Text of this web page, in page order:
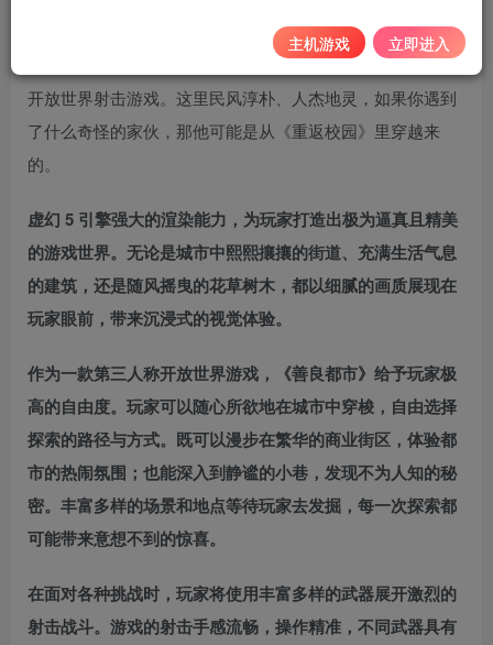
欢迎来到善良都市。这是一款画面精美故事感人的第三人称
开放世界射击游戏。这里民风淳朴、人杰地灵，如果你遇到
了什么奇怪的家伙，那他可能是从《重返校园》里穿越来
的。
虚幻 5 引擎强大的渲染能力，为玩家打造出极为逼真且精美
的游戏世界。无论是城市中熙熙攘攘的街道、充满生活气息
的建筑，还是随风摇曳的花草树木，都以细腻的画质展现在
玩家眼前，带来沉浸式的视觉体验。
作为一款第三人称开放世界游戏，《善良都市》给予玩家极
高的自由度。玩家可以随心所欲地在城市中穿梭，自由选择
探索的路径与方式。既可以漫步在繁华的商业街区，体验都
市的热闹氛围；也能深入到静谧的小巷，发现不为人知的秘
密。丰富多样的场景和地点等待玩家去发掘，每一次探索都
可能带来意想不到的惊喜。
在面对各种挑战时，玩家将使用丰富多样的武器展开激烈的
射击战斗。游戏的射击手感流畅，操作精准，不同武器具有
主机游戏 立即进入